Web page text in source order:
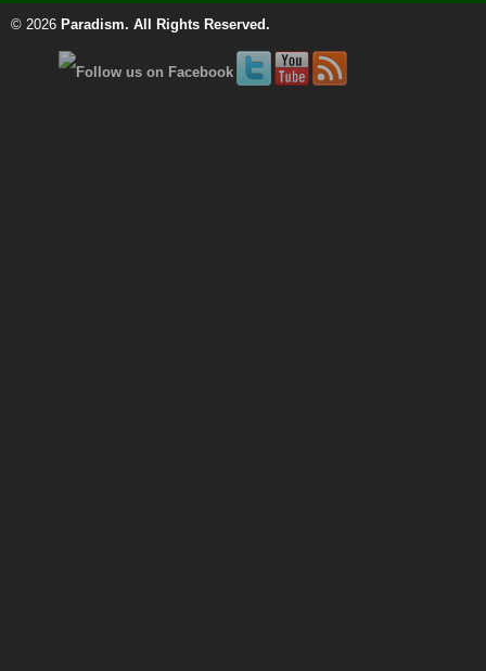
© 2026 Paradism. All Rights Reserved.